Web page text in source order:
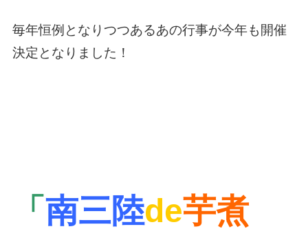
毎年恒例となりつつあるあの行事が今年も開催
決定となりました！
「 南三陸de芋煮